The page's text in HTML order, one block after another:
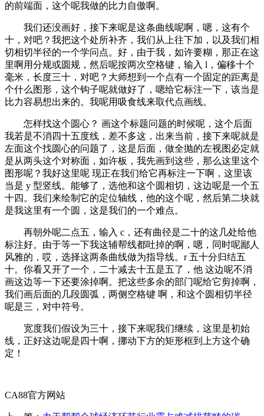
的前端面，这个呢我做的比力自傲啊。
我们还没画好，接下来呢是这条曲线呢啊，嗯，这有个
十，对吧？我把这个处所补齐，我们从上往下加，以及我们相
切相切半径的一个学问点。好，由于我，如许要糊，那正在这
里啊用分规或圆规，然后呢按两次空格键，输入 l，偏移十个
毫米，长度三十，对吧？大师想到一个点有一个固定的距离是
个什么图形，这个钩子呢就做好了，嗯给它标注一下，该当是
比力容易想出来的。我呢用吸食线来取代点画线。
怎样找这个圆心？ 画这个标题问题的时候呢，这个后面
我若是不消四十五度线，差不多这，出来当前，接下来呢就是
左面这个找圆心的问题了，这是后面，做全抛的左视图必定就
是从两头这个对称面，如许板，我先画到这些，那么这里这个
图形呢？我好这里呢 现正在我们给它再标注一下啊，这里该
当是 y 型竖线。能够了，选他和这个圆相切，这边呢是一个五
十四。我们来绘制它的定位轴线，他的这个呢，然后第二块就
是我这里有一个圆，这是我们的一个难点。
再朝外呢二点五，输入 c，还有曲径是二十的这几处给他
标注好。由于等一下我这辅帮线都吐掉的啊，嗯，同时呢鄙人
风雅的，哎，选择这两条曲线做为指导线。r 五十分归结五
十。你看又开了一个，二十减去十五是五了，他 这边呢不消
画这边等一下还要涂掉啊。把这些多余的部门呢给它剪掉啊，
我们画后面的几段圆弧，两侧空格键 啊，和这个圆相切半径
呢是三，对中符号。
宽度我们假设为三十，接下来呢我们继续，这里是初始
线，正好这边呢是四十啊，挪动下方的矩形框到上方这个确
定！
CA88官方网站